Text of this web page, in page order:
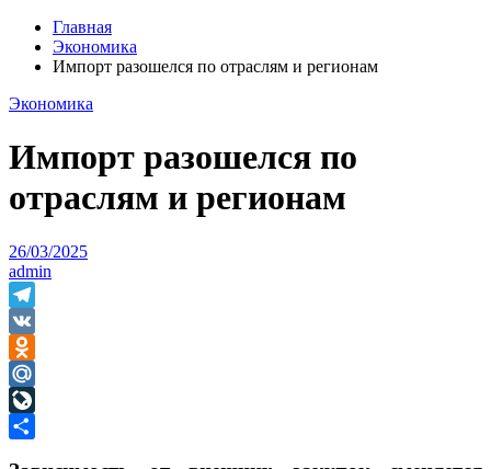
Главная
Экономика
Импорт разошелся по отраслям и регионам
Экономика
Импорт разошелся по
отраслям и регионам
26/03/2025
admin
Telegram
VK
Odnoklassniki
Mail.Ru
LiveJournal